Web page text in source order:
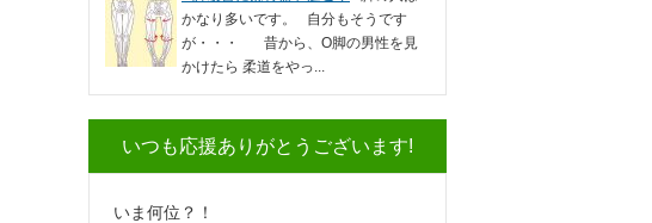
かなり多いです。 自分もそうです
が・・・ 昔から、O脚の男性を見
かけたら 柔道をやっ...
いつも応援ありがとうございます!
いま何位？！